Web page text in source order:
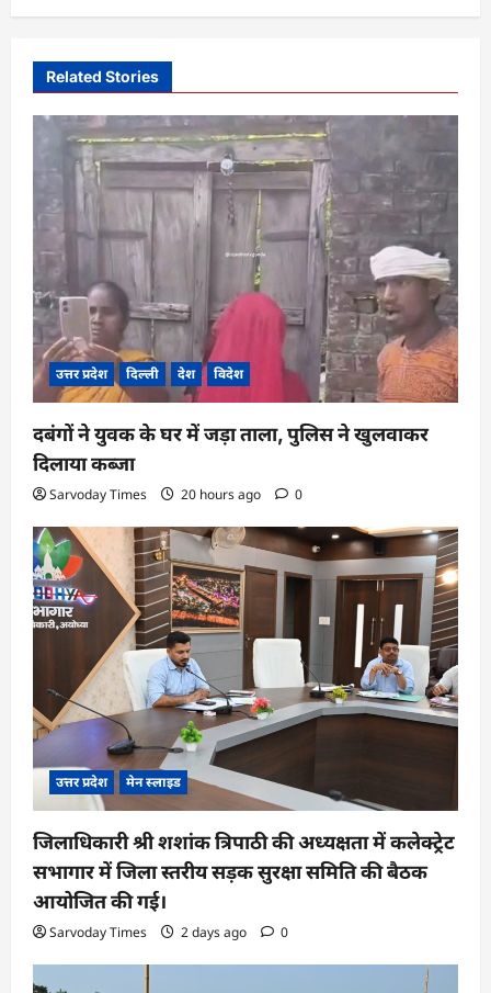
v
g
a
o
n
Related Stories
उत्तर प्रदेश दिल्ली देश विदेश
दबंगों ने युवक के घर में जड़ा ताला, पुलिस ने खुलवाकर
दिलाया कब्जा
Sarvoday Times 20 hours ago 0
उत्तर प्रदेश मेन स्लाइड
जिलाधिकारी श्री शशांक त्रिपाठी की अध्यक्षता में कलेक्ट्रेट
सभागार में जिला स्तरीय सड़क सुरक्षा समिति की बैठक
आयोजित की गई।
Sarvoday Times 2 days ago 0